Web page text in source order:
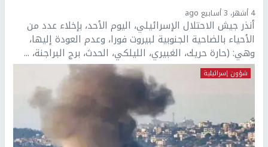
4 أشهر، 3 أسابيع ago
أنذر جيش الاحتلال الإسرائيلي، اليوم الأحد، بإخلاء عدد من
الأحياء بالضاحية الجنوبية لبيروت فورا، وعدم العودة إليها،
وهي: (حارة حريك، الغبيري، الليلكي، الحدث، برج البراجنة، ...
شؤون إسرائيلية